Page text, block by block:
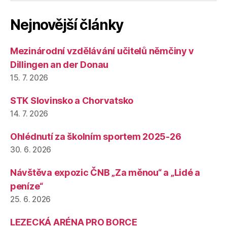
Nejnovější články
Mezinárodní vzdělávání učitelů němčiny v
Dillingen an der Donau
15. 7. 2026
STK Slovinsko a Chorvatsko
14. 7. 2026
Ohlédnutí za školním sportem 2025-26
30. 6. 2026
Návštěva expozic ČNB „Za měnou“ a „Lidé a
peníze“
25. 6. 2026
LEZECKÁ ARÉNA PRO BORCE